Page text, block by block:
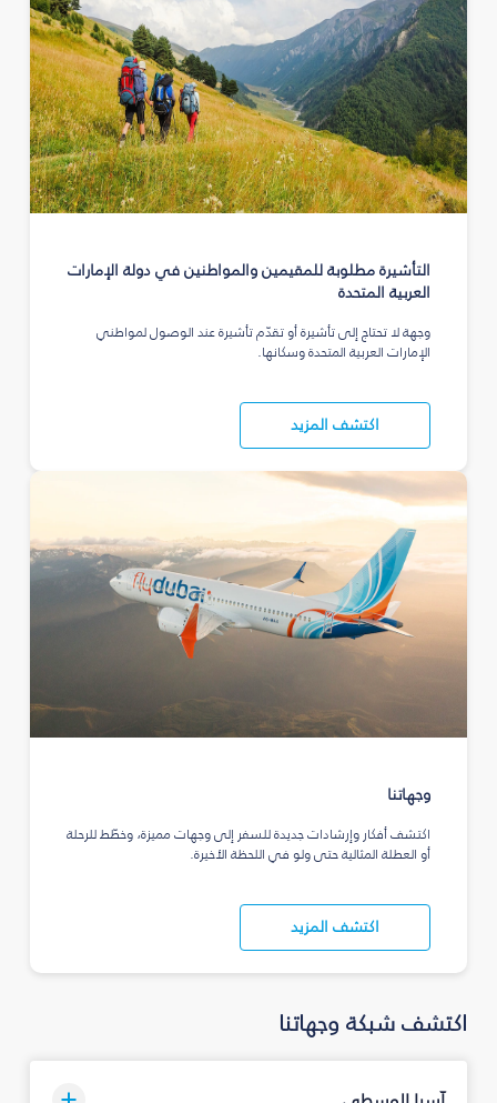
التأشيرة مطلوبة للمقيمين والمواطنين في دولة الإمارات
العربية المتحدة
وجهة لا تحتاج إلى تأشيرة أو تقدّم تأشيرة عند الوصول لمواطني
الإمارات العربية المتحدة وسكانها.
اكتشف المزيد
وجهاتنا
اكتشف أفكار وإرشادات جديدة للسفر إلى وجهات مميزة، وخطّط للرحلة
أو العطلة المثالية حتى ولو في اللحظة الأخيرة.
اكتشف المزيد
اكتشف شبكة وجهاتنا